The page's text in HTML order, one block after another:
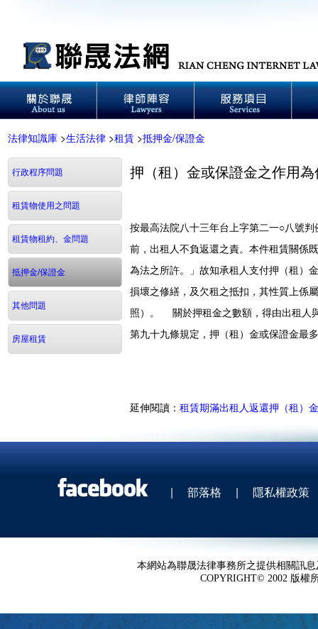
法律知識庫 >生活法律 >租賃 >抵押金/保證金
行政程序問題
租賃物使用之問題
租賃物租約、金問題
抵押金/保證金
其他問題
房屋租賃
押（租）金或保證金之作用
按最高法院八十三年台上字第二一○八號
前，出租人不負返還之責。本件租賃關係
為法之所許。」故知承租人支付押（租）
損壞之修繕，及欠租之抵扣，其性質上係
照）。 關於押租金之數額，得由出租人
第九十九條規定，押（租）金或保證金最
延伸閱讀： 租賃期滿出租人返還押（租）
| 部落格 | 隱私權政策
本網站為聯晟法律事務所之提供相關訊
COPYRIGHT© 2002 版權